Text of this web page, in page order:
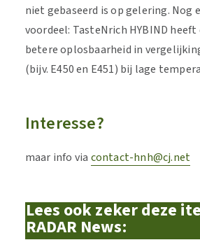
niet gebaseerd is op gelering. Nog
voordeel: TasteNrich HYBIND
betere oplosbaarheid in
(bijv. E450 en E451) bij lage
Interesse?
maar info via contact-hnh@cj.net
Lees ook zeker deze
RADAR News: